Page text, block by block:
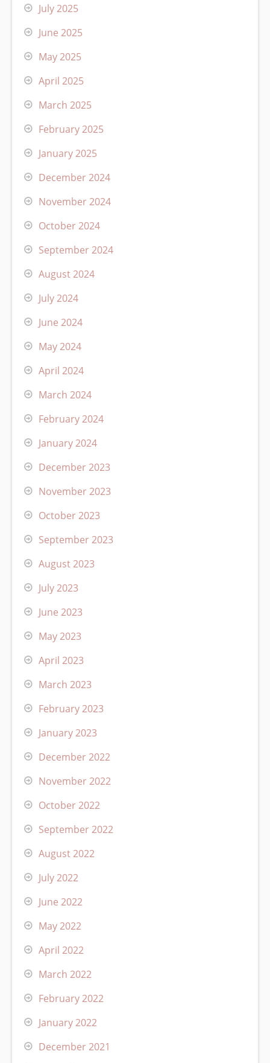
July 2025
June 2025
May 2025
April 2025
March 2025
February 2025
January 2025
December 2024
November 2024
October 2024
September 2024
August 2024
July 2024
June 2024
May 2024
April 2024
March 2024
February 2024
January 2024
December 2023
November 2023
October 2023
September 2023
August 2023
July 2023
June 2023
May 2023
April 2023
March 2023
February 2023
January 2023
December 2022
November 2022
October 2022
September 2022
August 2022
July 2022
June 2022
May 2022
April 2022
March 2022
February 2022
January 2022
December 2021